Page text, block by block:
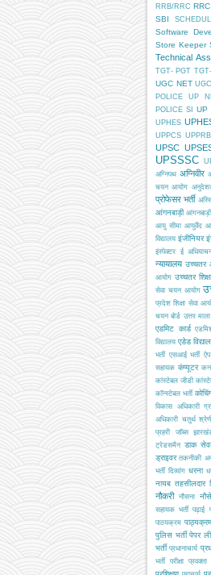
RRB/RRC RRC
SBI
Software
Store Keeper
Technical
TGT- PGT
UGC NET
POLICE
UP
POLICE SI
UP
UPHES
UPPCS
UPSC
UPSSSC
अग्निपथ अग्निवीर
चयन आयोग
प्रोफेसर भर्ती
आंगनबाड़ी आंगनबाड़ी
आयु सीमा आयुर्वेद
विद्यालय इंजीनियर
इंस्पेक्टर ई
न्यायालय उच्चतर
आयोग उच्चतर
सेवा चयन आयोग
प्रदेश शिक्षा सेवा
चयन बोर्ड उत्तर माला
एडमिट कार्ड
विद्यालय एडेड
भर्ती एसआई भर्ती ऐप
सहायक कंप्यूटर
कांस्टेबल जीडी
कॉन्स्टेबल भर्ती
विकास अधिकारी
अधिकारी चतुर्थ
प्रहरी
जॉब्स
ट्रेडसमैन डाक
ड्राइवर तकनीकी
भर्ती दिव्यांग धरना
नायब तहसीलदार
नौकरी नौसना
सहायक भर्ती पढ़ाई
पाठयक्रम पाठ्यक्रम
पुलिस भर्ती पेपर
भर्ती प्रधानाचार्य
भर्ती परीक्षा
प्रवक्ता